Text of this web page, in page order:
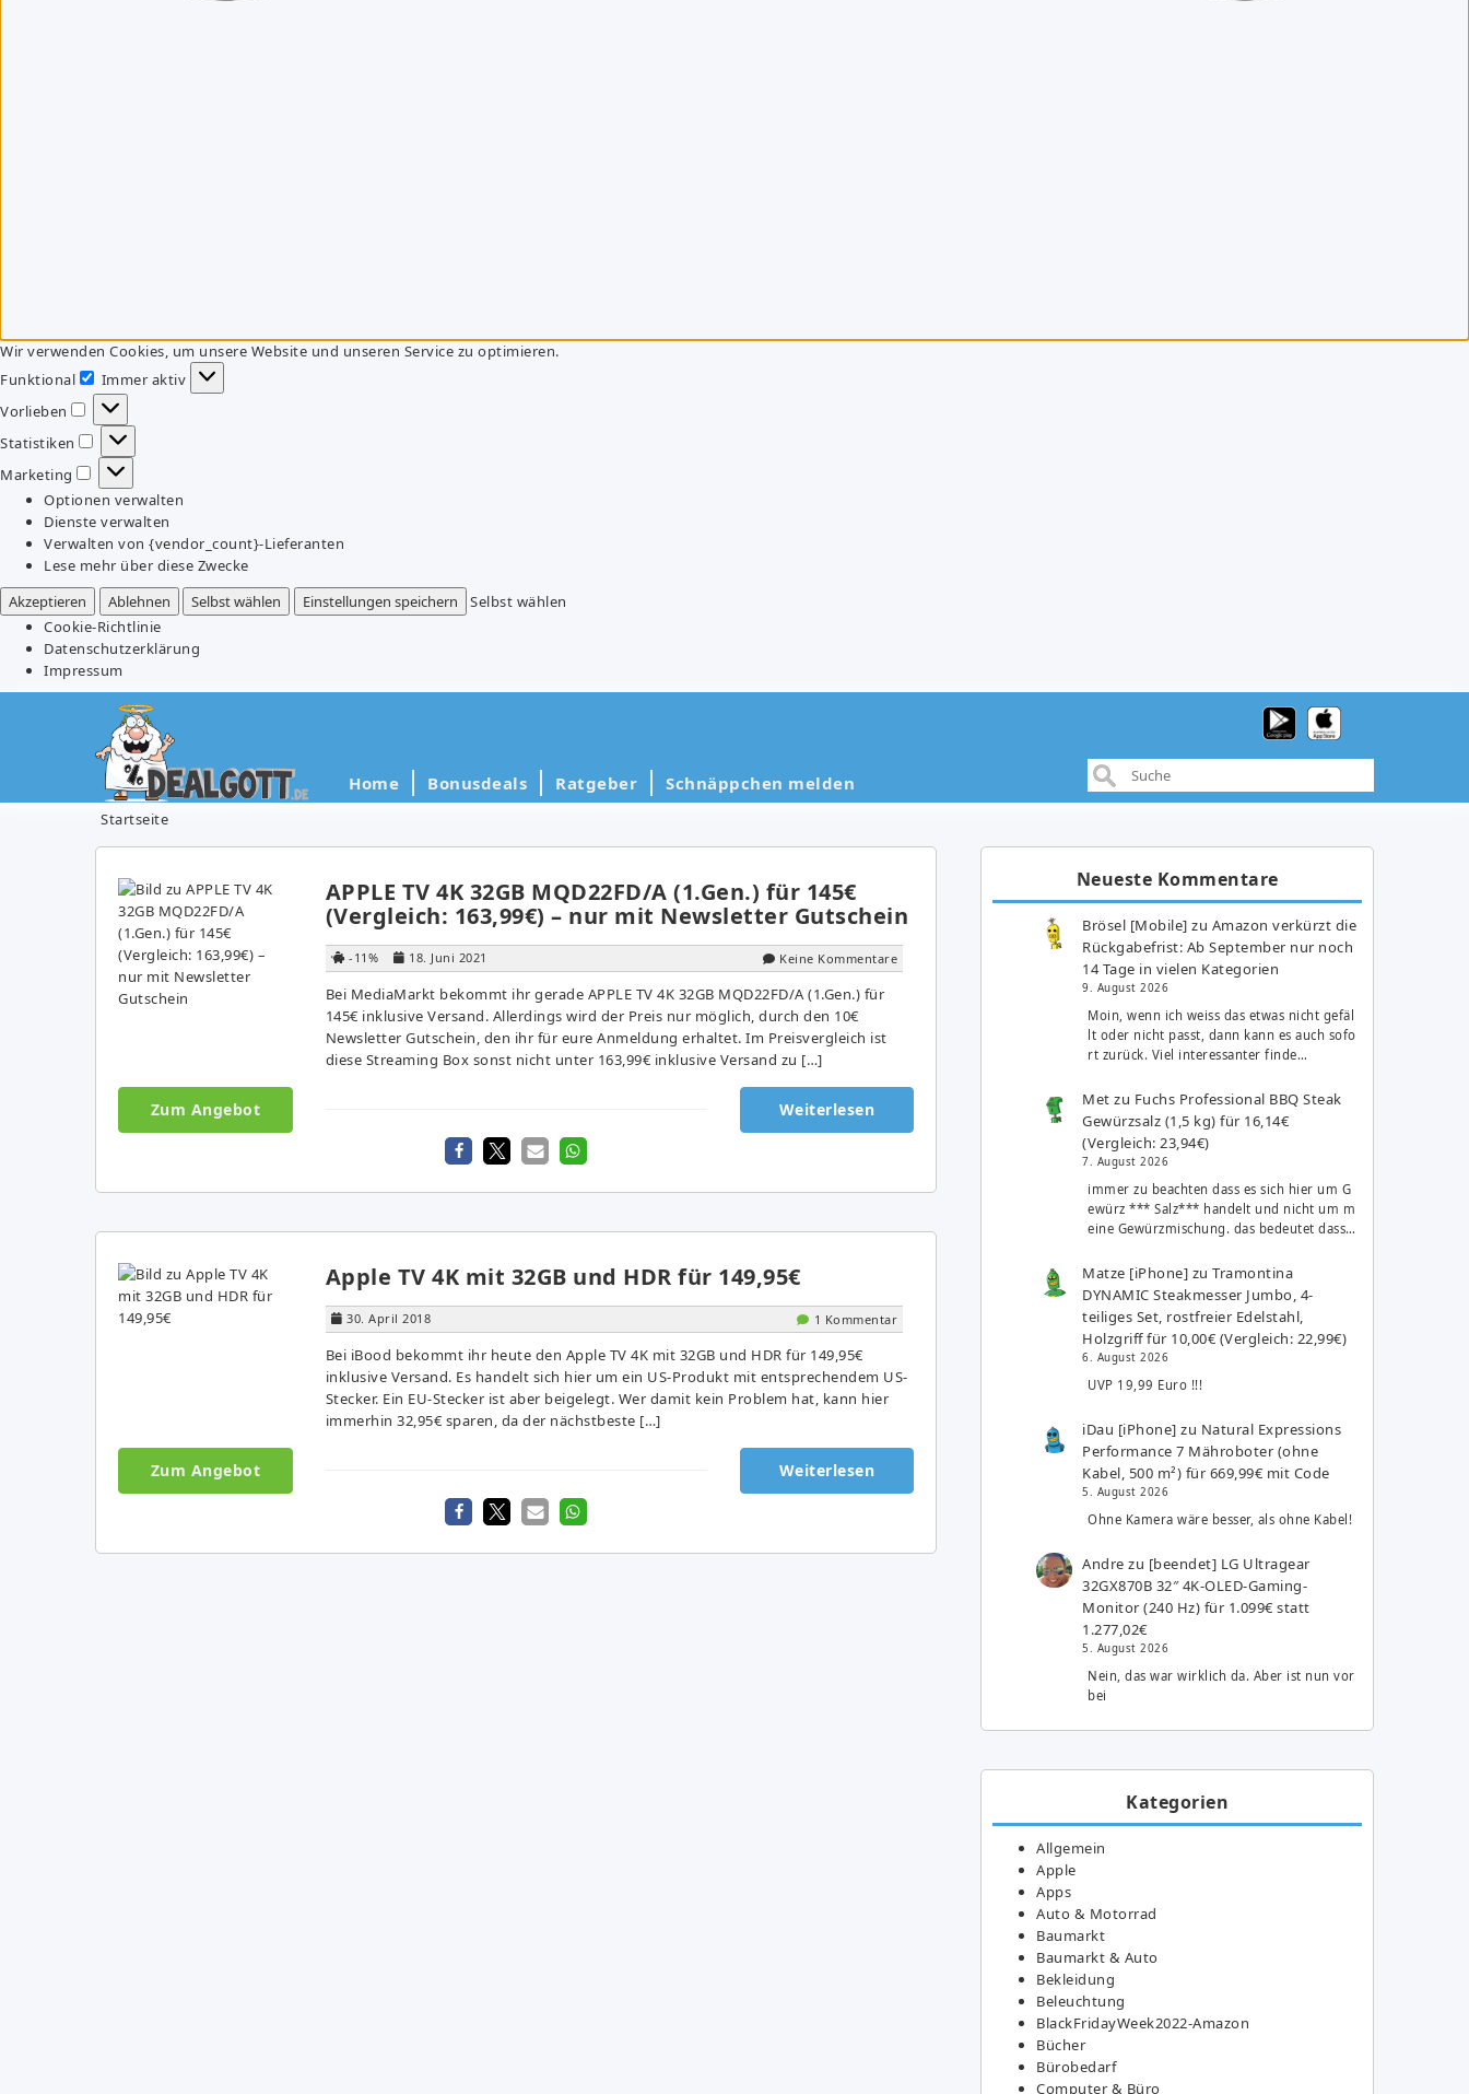
Wir verwenden Cookies, um unsere Website und unseren Service zu optimieren.
Funktional
Funktional
Immer aktiv
Vorlieben
Vorlieben
Statistiken
Statistiken
Marketing
Marketing
Optionen verwalten
Dienste verwalten
Verwalten von {vendor_count}-Lieferanten
Lese mehr über diese Zwecke
Akzeptieren
Ablehnen Selbst wählen Einstellungen speichern
Selbst wählen
Cookie-Richtlinie
Datenschutzerklärung
Impressum
Home Bonusdeals Ratgeber Schnäppchen melden
Startseite
APPLE TV 4K 32GB MQD22FD/A (1.Gen.) für 145€
(Vergleich: 163,99€) – nur mit Newsletter Gutschein
-11% 18. Juni 2021 Keine Kommentare
Bei MediaMarkt bekommt ihr gerade APPLE TV 4K 32GB MQD22FD/A (1.Gen.) für
145€ inklusive Versand. Allerdings wird der Preis nur möglich, durch den 10€
Newsletter Gutschein, den ihr für eure Anmeldung erhaltet. Im Preisvergleich ist
diese Streaming Box sonst nicht unter 163,99€ inklusive Versand zu […]
Zum Angebot Weiterlesen
Apple TV 4K mit 32GB und HDR für 149,95€
30. April 2018 1 Kommentar
Bei iBood bekommt ihr heute den Apple TV 4K mit 32GB und HDR für 149,95€
inklusive Versand. Es handelt sich hier um ein US-Produkt mit entsprechendem US-
Stecker. Ein EU-Stecker ist aber beigelegt. Wer damit kein Problem hat, kann hier
immerhin 32,95€ sparen, da der nächstbeste […]
Zum Angebot Weiterlesen
Neueste Kommentare
Brösel [Mobile] zu Amazon verkürzt die
Rückgabefrist: Ab September nur noch
14 Tage in vielen Kategorien
9. August 2026
Moin, wenn ich weiss das etwas nicht gefäl
lt oder nicht passt, dann kann es auch sofo
rt zurück. Viel interessanter finde…
Met zu Fuchs Professional BBQ Steak
Gewürzsalz (1,5 kg) für 16,14€
(Vergleich: 23,94€)
7. August 2026
immer zu beachten dass es sich hier um G
ewürz *** Salz*** handelt und nicht um m
eine Gewürzmischung. das bedeutet dass…
Matze [iPhone] zuTramontina
DYNAMIC Steakmesser Jumbo, 4-
teiliges Set, rostfreier Edelstahl,
Holzgriff für 10,00€ (Vergleich: 22,99€)
6. August 2026
UVP 19,99 Euro !!!
iDau [iPhone] zu Natural Expressions
Performance 7 Mähroboter (ohne
Kabel, 500 m²) für 669,99€ mit Code
5. August 2026
Ohne Kamera wäre besser, als ohne Kabel!
Andre zu [beendet] LG Ultragear
32GX870B 32″ 4K-OLED-Gaming-
Monitor (240 Hz) für 1.099€ statt
1.277,02€
5. August 2026
Nein, das war wirklich da. Aber ist nun vor
bei
Kategorien
Allgemein
Apple
Apps
Auto & Motorrad
Baumarkt
Baumarkt & Auto
Bekleidung
Beleuchtung
BlackFridayWeek2022-Amazon
Bücher
Bürobedarf
Computer & Büro